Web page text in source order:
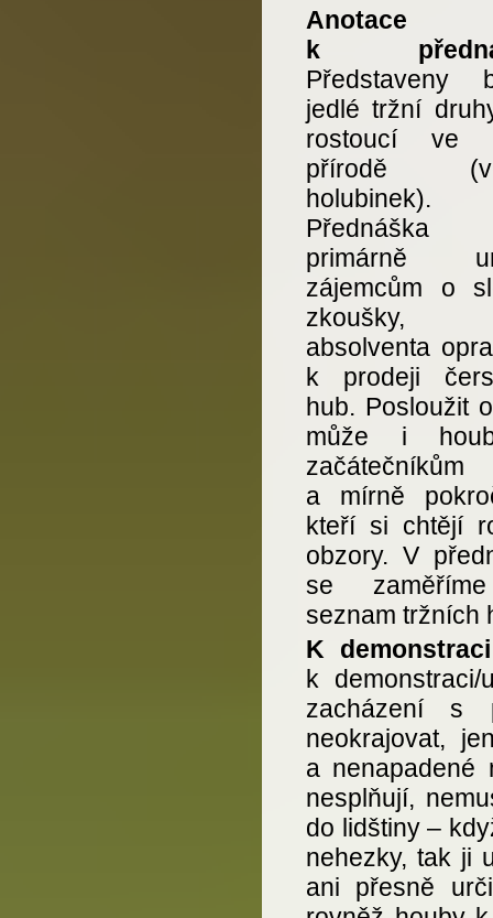
Anotace
k
Představeny
jedlé tržní
rostoucí ve
přírodě
holubinek).
primárně
zájemcům o
zkoušky,
absolventa
k prodeji
hub. Posloužit
může i
začátečníkům
a mírně
kteří si chtějí
obzory. V
se
seznam tržních
K
k
zacházení s
neokrajovat,
a nenapadené
nesplňují,
do lidštiny –
nehezky, tak ji
ani přesně